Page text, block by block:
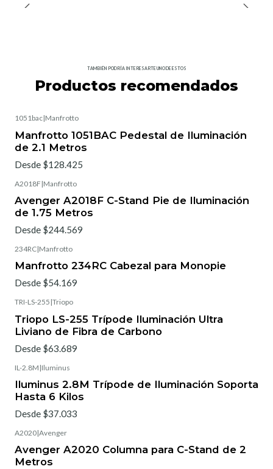
TAMBIÉN PODRÍA INTERESARTE UNO DE ESTOS
Productos recomendados
1051bac|Manfrotto
Manfrotto 1051BAC Pedestal de Iluminación
de 2.1 Metros
Desde $128.425
A2018F |Manfrotto
Avenger A2018F C-Stand Pie de Iluminación
de 1.75 Metros
Desde $244.569
234RC|Manfrotto
Manfrotto 234RC Cabezal para Monopie
Desde $54.169
TRI-LS-255 |Triopo
Triopo LS-255 Trípode Iluminación Ultra
Liviano de Fibra de Carbono
Desde $63.689
IL-2.8M |Iluminus
Iluminus 2.8M Trípode de Iluminación Soporta
Hasta 6 Kilos
Desde $37.033
A2020|Avenger
Avenger A2020 Columna para C-Stand de 2
Metros